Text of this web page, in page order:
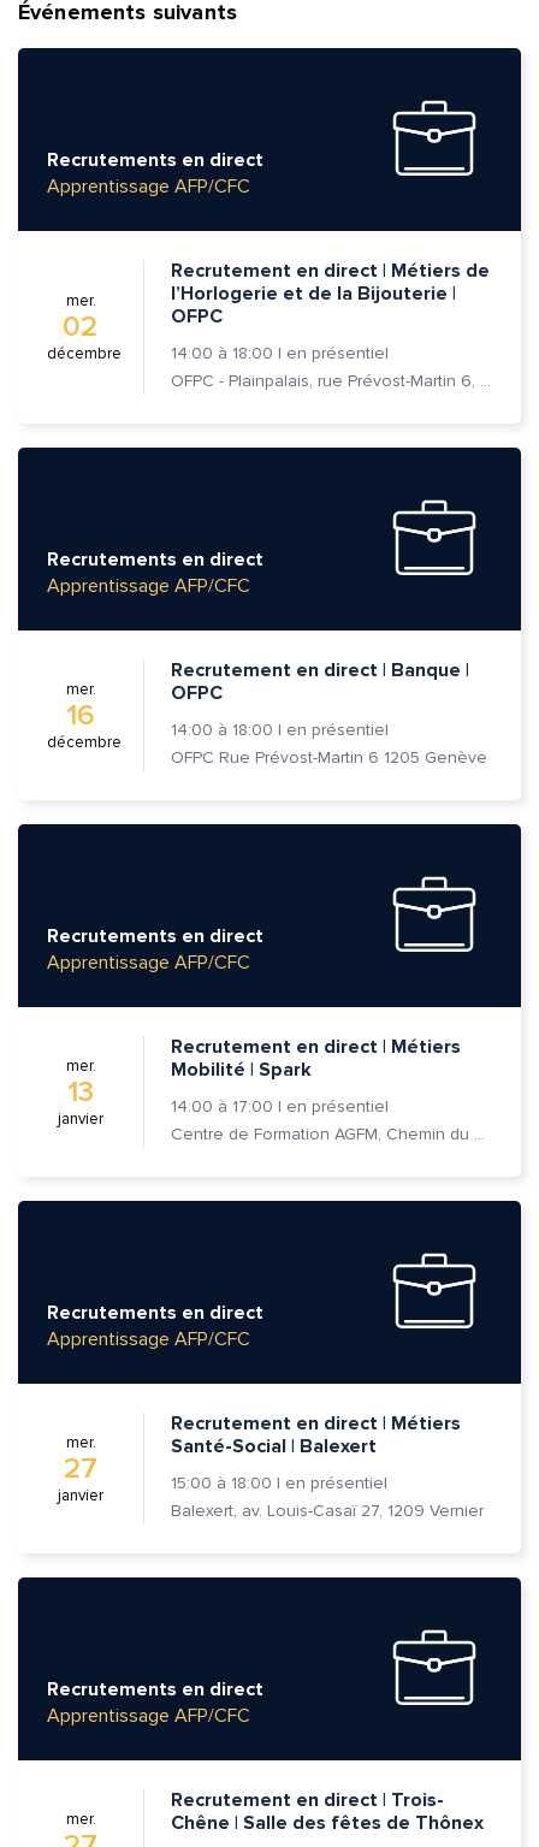
Événements suivants
Recrutements en direct
Apprentissage AFP/CFC
mer.
02
décembre
Recrutement en direct | Métiers de
l’Horlogerie et de la Bijouterie |
OFPC
14:00 à 18:00 | en présentiel
OFPC - Plainpalais, rue Prévost-Martin 6, 1205 Genève
Recrutements en direct
Apprentissage AFP/CFC
mer.
16
décembre
Recrutement en direct | Banque |
OFPC
14:00 à 18:00 | en présentiel
OFPC Rue Prévost-Martin 6 1205 Genève
Recrutements en direct
Apprentissage AFP/CFC
mer.
13
janvier
Recrutement en direct | Métiers
Mobilité | Spark
14:00 à 17:00 | en présentiel
Centre de Formation AGFM, Chemin du Champ-des-Filles 6A 1er étage, 1228 Plan-les-Ouates
Recrutements en direct
Apprentissage AFP/CFC
mer.
27
janvier
Recrutement en direct | Métiers
Santé-Social | Balexert
15:00 à 18:00 | en présentiel
Balexert, av. Louis-Casaï 27, 1209 Vernier
Recrutements en direct
Apprentissage AFP/CFC
mer.
Recrutement en direct | Trois-
Chêne | Salle des fêtes de Thônex
Prénom et nom*
Quelle est la pertinence de cette page?